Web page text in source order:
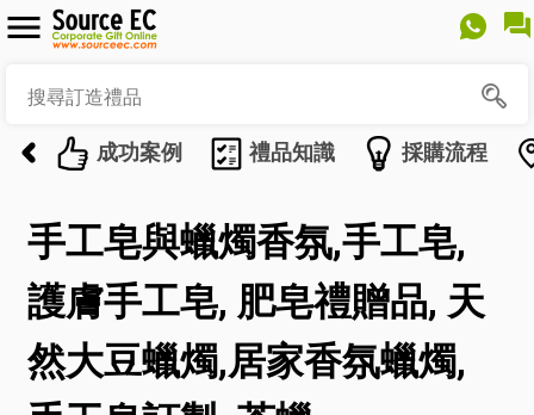
成功案例 禮品知識 採購流程
手工皂與蠟燭香氛,手工皂,
護膚手工皂, 肥皂禮贈品, 天
然大豆蠟燭,居家香氛蠟燭,